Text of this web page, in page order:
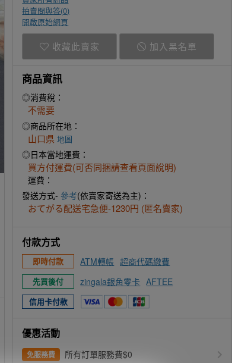
拍賣問與答(0)
開啟原始網頁
收藏此賣家 加入黑名單
商品資訊
◎消費稅：
不需要
◎商品所在地：
山口県 地圖
◎日本當地運費：
買方付運費(可否同捆請查看頁面說明)
運費：
發送方式- 參考(依賣家寄送為主)：
おてがる配送宅急便-1230円 (匿名賣家)
付款方式
即時付款 ATM轉帳 超商代碼繳費
先買後付 zingala銀角零卡 AFTEE
信用卡付款
優惠活動
免服務費 所有訂單服務費$0